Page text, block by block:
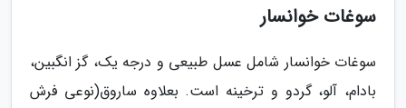
سوغات خوانسار
سوغات خوانسار شامل عسل طبیعی و درجه یک، گز انگبین،
بادام، آلو، گردو و ترخینه است. بعلاوه ساروق(نوعی فرش